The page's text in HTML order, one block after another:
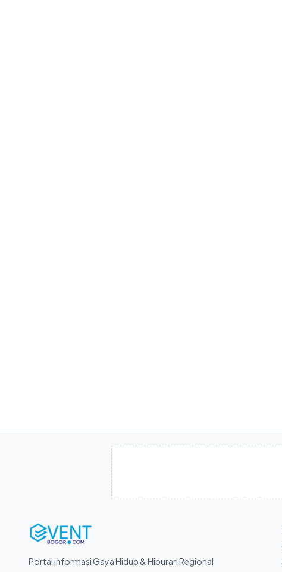
Portal Informasi Gaya Hidup & Hiburan Regional